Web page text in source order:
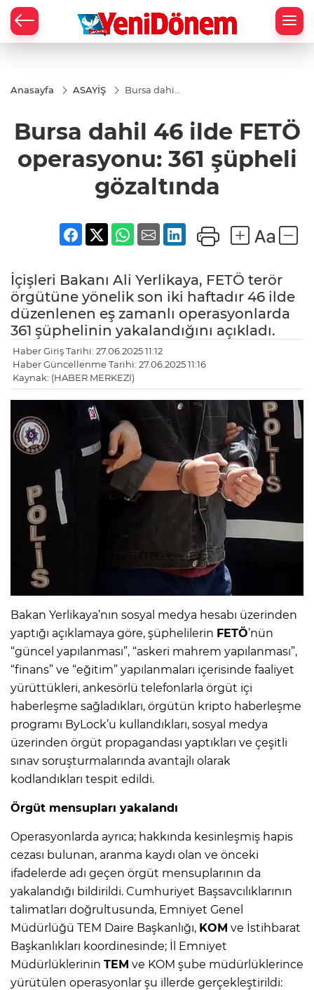
Anasayfa ASAYİŞ
Bursa dahil
operasyonu:
361 şüpheli
Bursa dahil 46 ilde FETÖ
operasyonu: 361 şüpheli
gözaltında
İçişleri Bakanı Ali Yerlikaya, FETÖ terör
örgütüne yönelik son iki haftadır 46 ilde
düzenlenen eş zamanlı operasyonlarda
361 şüphelinin yakalandığını açıkladı.
Haber Giriş Tarihi: 27.06.2025 11:12
Haber Güncellenme Tarihi: 27.06.2025 11:16
Kaynak: (HABER MERKEZİ)
Bakan Yerlikaya’nın sosyal medya hesabı üzerinden
yaptığı açıklamaya göre, şüphelilerin FETÖ’nün
“güncel yapılanması”, “askeri mahrem yapılanması”,
“finans” ve “eğitim” yapılanmaları içerisinde faaliyet
yürüttükleri, ankesörlü telefonlarla örgüt içi
haberleşme sağladıkları, örgütün kripto haberleşme
programı ByLock’u kullandıkları, sosyal medya
üzerinden örgüt propagandası yaptıkları ve çeşitli
sınav soruşturmalarında avantajlı olarak
kodlandıkları tespit edildi.
Örgüt mensupları yakalandı
Operasyonlarda ayrıca; hakkında kesinleşmiş hapis
cezası bulunan, aranma kaydı olan ve önceki
ifadelerde adı geçen örgüt mensuplarının da
yakalandığı bildirildi. Cumhuriyet Başsavcılıklarının
talimatları doğrultusunda, Emniyet Genel
Müdürlüğü TEM Daire Başkanlığı, KOM ve İstihbarat
Başkanlıkları koordinesinde; İl Emniyet
Müdürlüklerinin TEM ve KOM şube müdürlüklerince
yürütülen operasyonlar şu illerde gerçekleştirildi: